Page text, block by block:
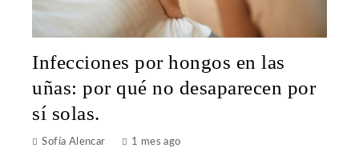
Infecciones por hongos en las
uñas: por qué no desaparecen por
sí solas.
Sofía Alencar 1 mes ago